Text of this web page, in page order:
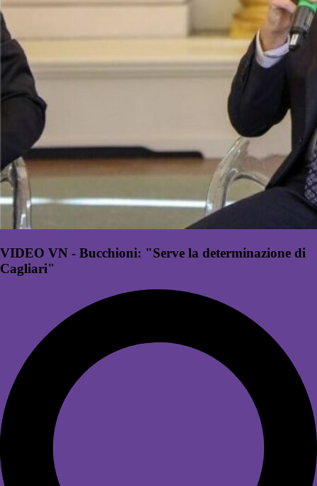
VIDEO VN - Bucchioni: "Serve la determinazione di
Cagliari"